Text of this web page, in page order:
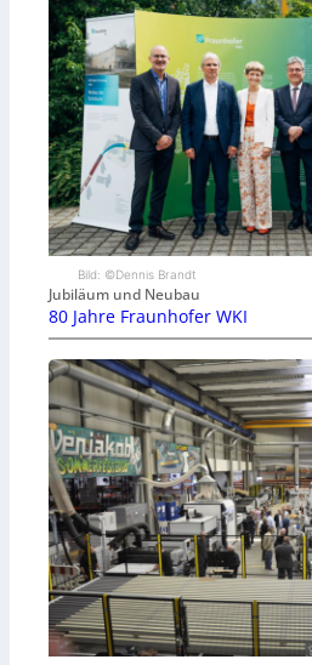
Bild: ©Dennis Brandt
Jubiläum und Neubau
80 Jahre Fraunhofer WKI